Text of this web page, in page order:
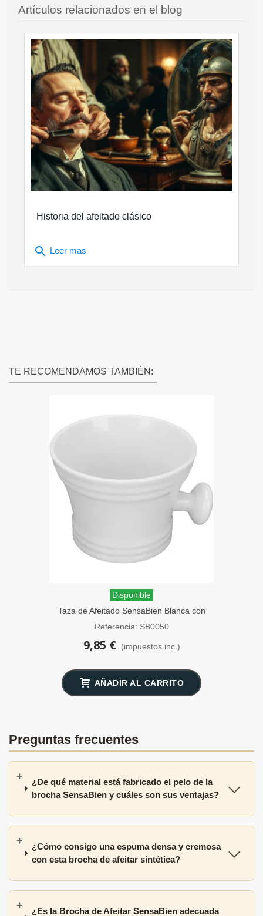
Artículos relacionados en el blog
Historia del afeitado clásico
search Leer mas
TE RECOMENDAMOS TAMBIÉN:
Disponible
Taza de Afeitado SensaBien Blanca con
Asa
Referencia: SB0050
9,85 € (impuestos inc.)
AÑADIR AL CARRITO
Preguntas frecuentes
¿De qué material está fabricado el pelo de la
brocha SensaBien y cuáles son sus ventajas?
¿Cómo consigo una espuma densa y cremosa
con esta brocha de afeitar sintética?
¿Es la Brocha de Afeitar SensaBien adecuada